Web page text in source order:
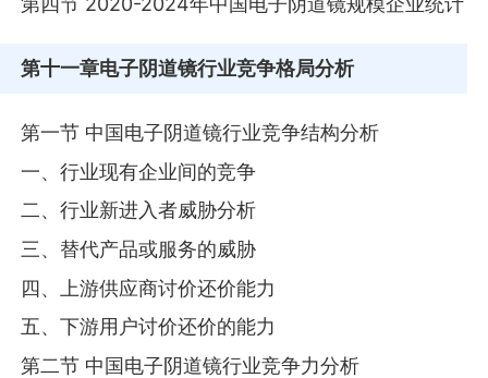
第十一章电子阴道镜行业竞争格局分析
第一节 中国电子阴道镜行业竞争结构分析
一、行业现有企业间的竞争
二、行业新进入者威胁分析
三、替代产品或服务的威胁
四、上游供应商讨价还价能力
五、下游用户讨价还价的能力
第二节 中国电子阴道镜行业竞争力分析